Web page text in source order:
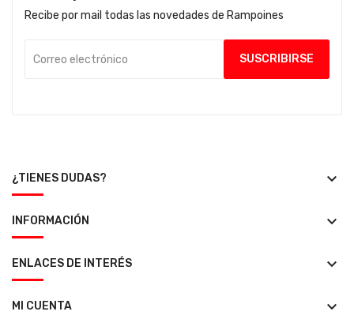
Recibe por mail todas las novedades de Rampoines
¿TIENES DUDAS? keyboard_arrow_down
INFORMACIÓN keyboard_arrow_down
ENLACES DE INTERÉS keyboard_arrow_down
MI CUENTA keyboard_arrow_down